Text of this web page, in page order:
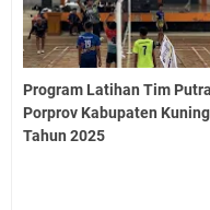
Program Latihan Tim
Porprov Kabupaten
Tahun 2025